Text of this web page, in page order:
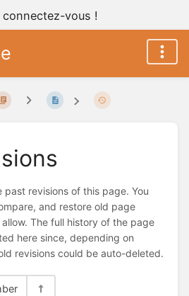
vous !
past revisions of this page. You
and restore old page
The full history of the page
here since, depending on
revisions could be auto-deleted.